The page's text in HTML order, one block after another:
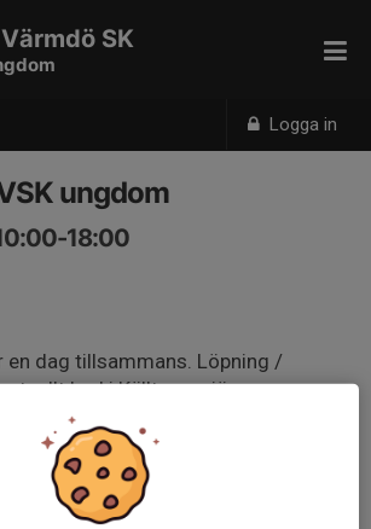
Logga in
SK
ungdom
18:00
dag tillsammans. Löpning /
bad i Källtorpssjön
Sedan äter vi egen medhavd
rullskidpass.
och grillning.